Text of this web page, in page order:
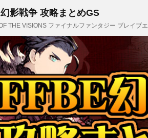
影戦争 攻略まとめGS
OF THE VISIONS ファイナルファンタジー ブレイ